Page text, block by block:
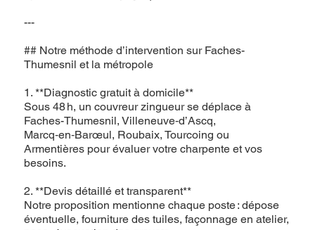
---
## Notre méthode d’intervention sur Faches-
Thumesnil et la métropole
1. **Diagnostic gratuit à domicile**
Sous 48 h, un couvreur zingueur se déplace à
Faches-Thumesnil, Villeneuve‑d’Ascq,
Marcq‑en‑Barœul, Roubaix, Tourcoing ou
Armentières pour évaluer votre charpente et vos
besoins.
2. **Devis détaillé et transparent**
Notre proposition mentionne chaque poste : dépose
éventuelle, fourniture des tuiles, façonnage en atelier,